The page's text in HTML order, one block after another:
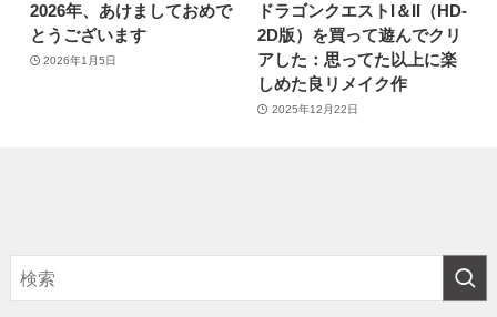
2026年、あけましておめで
とうございます
2026年1月5日
ドラゴンクエストI＆II（HD-
2D版）を買って遊んでクリ
アした：思ってた以上に楽
しめた良リメイク作
2025年12月22日